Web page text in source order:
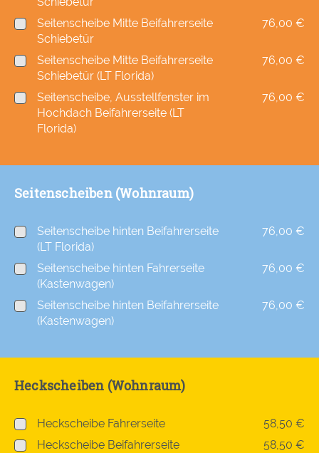
Seitenscheibe Mitte Beifahrerseite
Schiebetür
76,00 €
Seitenscheibe Mitte Beifahrerseite
Schiebetür (LT Florida)
76,00 €
Seitenscheibe, Ausstellfenster im
Hochdach Beifahrerseite (LT
Florida)
76,00 €
Seitenscheiben (Wohnraum)
Seitenscheibe hinten Beifahrerseite
(LT Florida)
76,00 €
Seitenscheibe hinten Fahrerseite
(Kastenwagen)
76,00 €
Seitenscheibe hinten Beifahrerseite
(Kastenwagen)
76,00 €
Heckscheiben (Wohnraum)
Heckscheibe Fahrerseite
58,50 €
Heckscheibe Beifahrerseite
58,50 €